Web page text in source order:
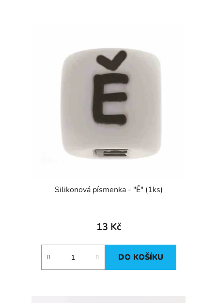
Silikonová písmenka - "Ě" (1ks)
13 Kč
DO KOŠÍKU